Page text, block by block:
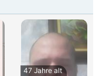
47 Jahre alt